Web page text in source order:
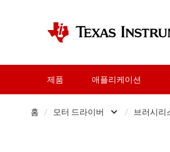
제품 애플리케이션
홈 / 모터 드라이버 / 브러시리